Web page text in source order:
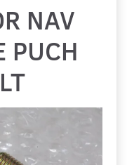
NAV
PUCH